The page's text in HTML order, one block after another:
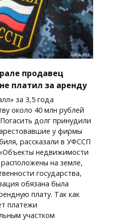
продавец
платил за аренду
за 3,5 года
около 40 млн рублей
долг принудили
у фирмы
рассказали в УФССП
недвижимости
на земле,
государства,
обязана была
плату. Так как
платежи
участком